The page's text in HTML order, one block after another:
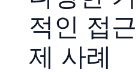
적인 접
제 사례